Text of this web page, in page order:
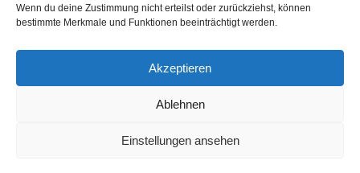
Wenn du deine Zustimmung nicht erteilst oder zurückziehst, können
bestimmte Merkmale und Funktionen beeinträchtigt werden.
Akzeptieren
Ablehnen
Einstellungen ansehen
Lohnabrechnungen, Erfassung lfd.
Lohnabrechnung, Betriebswirtschaftliche
Beratung, Finanzierungsberatung,
Gestaltungsberatung,
Existenzgründungsberatung, Marketing,